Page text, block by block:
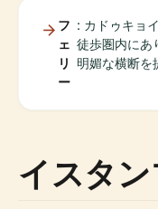
フ
ェ
リ
ー
: カドゥキョ
徒歩圏内にあ
明媚な横断を
イスタ